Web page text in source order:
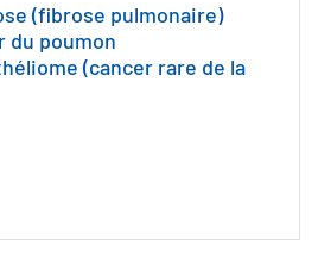
(fibrose pulmonaire)
du poumon
(cancer rare de la